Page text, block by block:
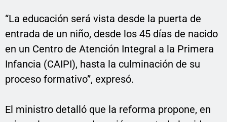
“La educación será vista desde la puerta de
entrada de un niño, desde los 45 días de nacido
en un Centro de Atención Integral a la Primera
Infancia (CAIPI), hasta la culminación de su
proceso formativo”, expresó.
El ministro detalló que la reforma propone, en